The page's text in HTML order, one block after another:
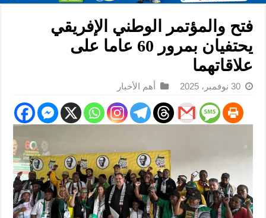
فتح والمؤتمر الوطني الإفريقي
يحتفيان بمرور 60 عاما على
علاقاتهما
30 نوفمبر، 2025 أهم الأخبار